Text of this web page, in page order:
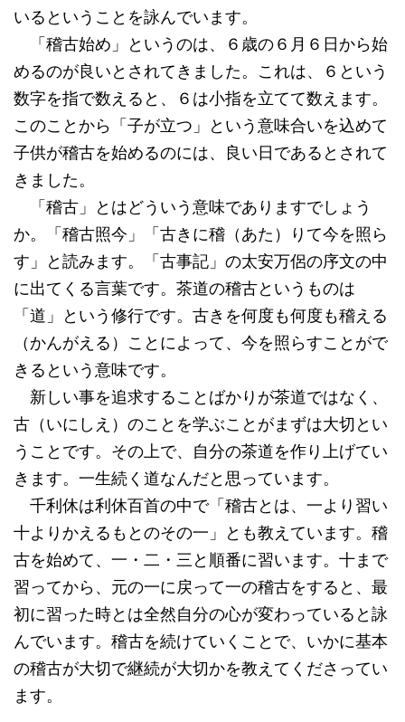
いるということを詠んでいます。
「稽古始め」というのは、６歳の６月６日から始
めるのが良いとされてきました。これは、６という
数字を指で数えると、６は小指を立てて数えます。
このことから「子が立つ」という意味合いを込めて
子供が稽古を始めるのには、良い日であるとされて
きました。
「稽古」とはどういう意味でありますでしょう
か。「稽古照今」「古きに稽（あた）りて今を照ら
す」と読みます。「古事記」の太安万侶の序文の中
に出てくる言葉です。茶道の稽古というものは
「道」という修行です。古きを何度も何度も稽える
（かんがえる）ことによって、今を照らすことがで
きるという意味です。
新しい事を追求することばかりが茶道ではなく、
古（いにしえ）のことを学ぶことがまずは大切とい
うことです。その上で、自分の茶道を作り上げてい
きます。一生続く道なんだと思っています。
千利休は利休百首の中で「稽古とは、一より習い
十よりかえるもとのその一」とも教えています。稽
古を始めて、一・二・三と順番に習います。十まで
習ってから、元の一に戻って一の稽古をすると、最
初に習った時とは全然自分の心が変わっていると詠
んでいます。稽古を続けていくことで、いかに基本
の稽古が大切で継続が大切かを教えてくださってい
ます。